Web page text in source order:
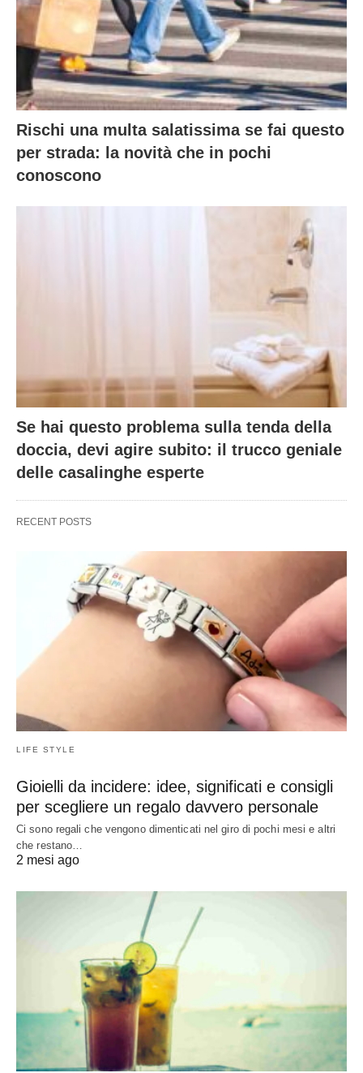
Rischi una multa salatissima se fai questo
per strada: la novità che in pochi
conoscono
Se hai questo problema sulla tenda della
doccia, devi agire subito: il trucco geniale
delle casalinghe esperte
RECENT POSTS
LIFE STYLE
Gioielli da incidere: idee, significati e consigli
per scegliere un regalo davvero personale
Ci sono regali che vengono dimenticati nel giro di pochi mesi e altri
che restano…
2 mesi ago